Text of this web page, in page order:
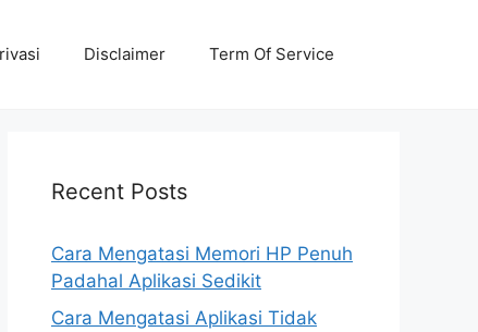
Disclaimer Term Of Service
Recent Posts
Cara Mengatasi Memori HP Penuh
Padahal Aplikasi Sedikit
Cara Mengatasi Aplikasi Tidak